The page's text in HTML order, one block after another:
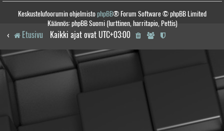
Keskustelufoorumin ohjelmistophpBB® Forum Software © phpBB Limited
Käännös: phpBB Suomi (lurttinen, harritapio, Pettis)
Etusivu Kaikki ajat ovat UTC+03:00